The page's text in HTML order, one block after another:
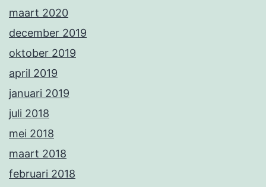
maart 2020
december 2019
oktober 2019
april 2019
januari 2019
juli 2018
mei 2018
maart 2018
februari 2018